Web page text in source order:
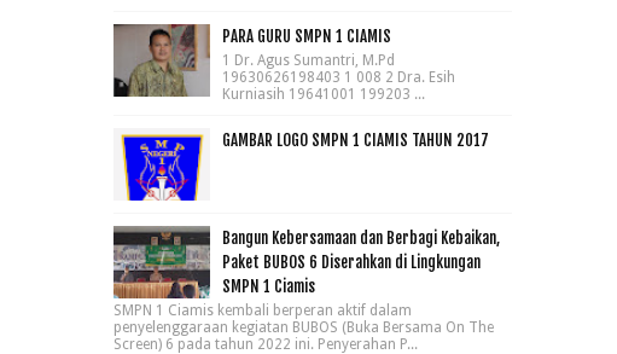
PARA GURU SMPN 1 CIAMIS
1 Dr. Agus Sumantri, M.Pd
19630626198403 1 008 2 Dra. Esih
Kurniasih 19641001 199203 ...
GAMBAR LOGO SMPN 1 CIAMIS TAHUN 2017
Bangun Kebersamaan dan Berbagi Kebaikan,
Paket BUBOS 6 Diserahkan di Lingkungan
SMPN 1 Ciamis
SMPN 1 Ciamis kembali berperan aktif dalam
penyelenggaraan kegiatan BUBOS (Buka Bersama On The
Screen) 6 pada tahun 2022 ini. Penyerahan P...